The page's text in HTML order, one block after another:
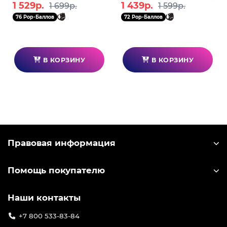
1 529р. 1 699р.
76 Pop-Баллов
В КОРЗИНУ
6974696610604
1 439р. 1 599р.
72 Pop-Баллов
В КОРЗИНУ
Правовая информация
Помощь покупателю
Наши контакты
+7 800 533-83-84